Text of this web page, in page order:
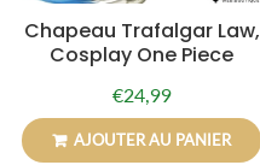
Chapeau Trafalgar Law,
Cosplay One Piece
Prix
régulier
€24,99€24,99
AJOUTER AU PANIER